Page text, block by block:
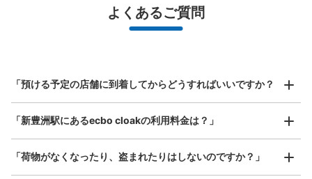
スマホからお店と日時を
指定して事前予約
全国1,000箇所以上と提携
最大辺が45cm未満の大きさのお荷物（リュック、ハンド
バッグ、お手荷物など）
¥800/ 日
器、ベビーカーなど）
よくあるご質問
「預ける予定の店舗に到着してからどうすればいいですか？
「新豊洲駅にあるecbo cloakの利用料金は？」
「荷物がなくなったり、盗まれたりはしないのですか？」